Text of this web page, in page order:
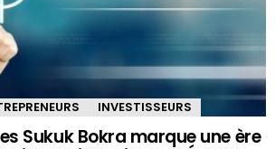
INVESTISSEURS
Sukuk Bokra marque une ère